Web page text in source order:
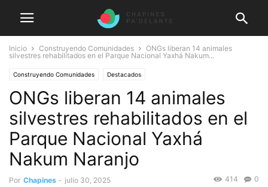
Inicio Construyendo Comunidades
ONGs liberan 14 animales
silvestres rehabilitados en el Parque Nacional Yaxhá Nakum...
Construyendo Comunidades Destacados
ONGs liberan 14 animales
silvestres rehabilitados en el
Parque Nacional Yaxhá
Nakum Naranjo
Por Chapines - julio 30, 2025 0
414